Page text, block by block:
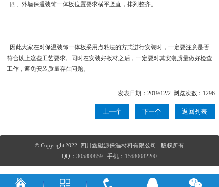
四、 外墙保温装饰一体板位置要求横平竖直，排列整齐。
因此大家在对保温装饰一体板采用点粘法的方式进行安装时，一定要注意是否
符合以上这些工艺要求。同时在安装好板材之后，一定要对其安装质量做好检查
工作，避免安装质量存在问题。
发表日期：2019/12/2 浏览次数：1296
上一个 下一个 返回列表
© Copyright 2022 四川鑫磁源保温材料有限公司 版权所有
QQ：305800859 手机： 15680082200